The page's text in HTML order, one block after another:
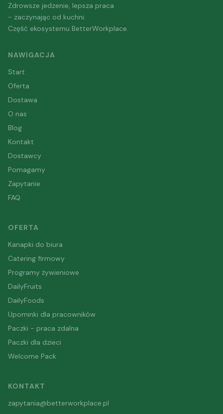
Zdrowsze jedzenie, lepsza praca
- zaczynając od kuchni.
Część ekosystemu BetterWorkplace.
NAWIGACJA
Start
Oferta
Dostawa
O nas
Blog
Kontakt
Dostawcy
Pomagamy
Zapytanie
FAQ
OFERTA
Kanapki do biura
Catering firmowy
Programy żywieniowe
DailyFruits
DailyFoods
Upominki dla pracowników
Paczki - praca zdalna
Paczki dla dzieci
Welcome Pack
KONTAKT
zapytania@betterworkplace.pl